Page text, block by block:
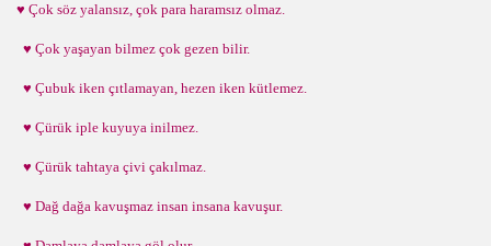
♥ Çok söz yalansız, çok para haramsız olmaz.
♥ Çok yaşayan bilmez çok gezen bilir.
♥ Çubuk iken çıtlamayan, hezen iken kütlemez.
♥ Çürük iple kuyuya inilmez.
♥ Çürük tahtaya çivi çakılmaz.
♥ Dağ dağa kavuşmaz insan insana kavuşur.